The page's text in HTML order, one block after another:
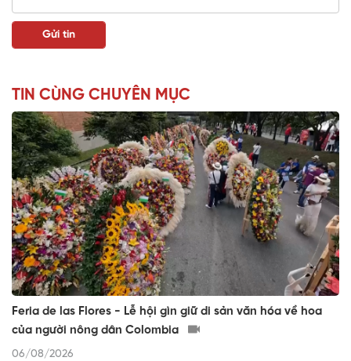
TIN CÙNG CHUYÊN MỤC
Feria de las Flores - Lễ hội gìn giữ di sản văn hóa về hoa
của người nông dân Colombia
06/08/2026